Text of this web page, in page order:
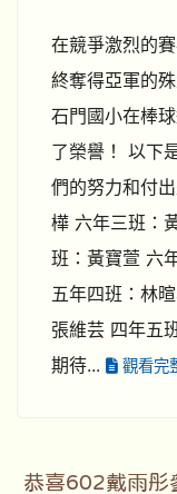
在競爭激烈的
終奪得亞軍的
石門國小在棒
了榮譽！ 以下
們的努力和付
樺 六年三班：
班：黃寶萱 六
五年四班：林
張維芸 四年五
期待...
觀看完
恭喜602戴雨彤